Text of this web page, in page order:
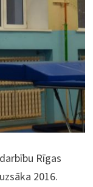
Rīgas
2016.